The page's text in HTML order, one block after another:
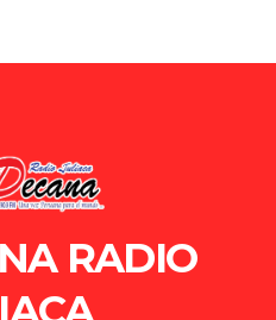
RADIO